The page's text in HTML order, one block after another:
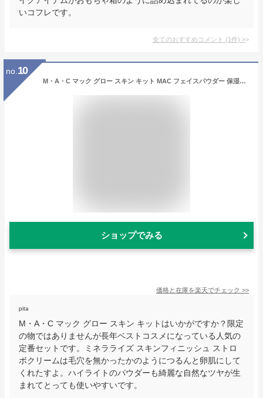
いコフレです。
全てのおすすめコメント (1件) >
no. 10
M・A・C マック グロー スキン キット MAC フェイスパウダー 保湿クリーム ギフト | ミネラライズ スキンフィニッシュ ストロボクリーム ハイライト フィニッシュパウダー キラキラ フェイス パウダー プライマー
ショップでみる
価格と在庫を楽天でチェック >>
pita
M・A・C マック グロー スキン キットはいかがですか？限定
の物ではありませんが長年ベストコスメになっている人気の
定番セットです。ミネラライズ スキンフィニッシュ ストロ
ボクリームは毛穴を無かったかのようにつるんと卵肌にして
くれたすよ。ハイライトのパウダーも綺麗な自然なツヤが生
まれてとっても使いやすいです。